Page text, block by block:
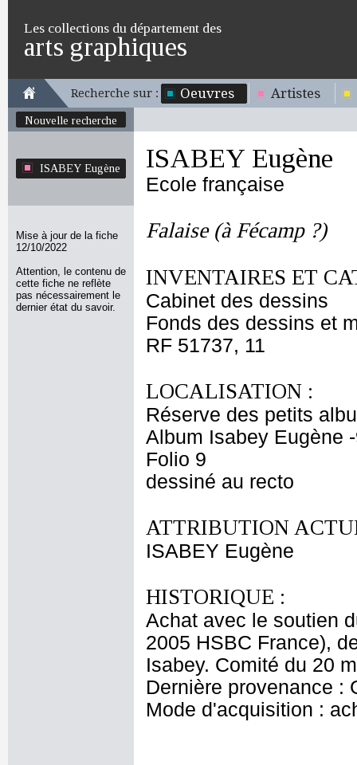
Les collections du département des
arts graphiques
Recherche sur : Oeuvres Artistes
Nouvelle recherche
ISABEY Eugène
Mise à jour de la fiche
12/10/2022
Attention, le contenu de
cette fiche ne reflète
pas nécessairement le
dernier état du savoir.
ISABEY Eugène
Ecole française
Falaise (à Fécamp ?)
INVENTAIRES ET
Cabinet des dessins
Fonds des dessins et
RF 51737, 11
LOCALISATION :
Réserve des petits
Album Isabey Eugène
Folio 9
dessiné au recto
ATTRIBUTION
ISABEY Eugène
HISTORIQUE :
Achat avec le soutien
2005 HSBC France),
Isabey. Comité du 20
Dernière provenance :
Mode d'acquisition :